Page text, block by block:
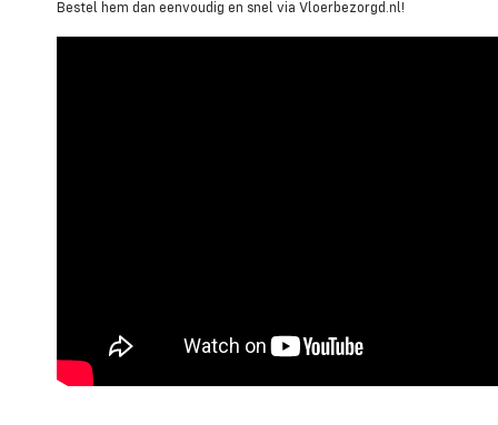
Bestel hem dan eenvoudig en snel via Vloerbezorgd.nl!